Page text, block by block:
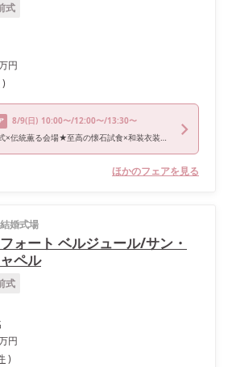
式
円
)
8/9(日) 10:00〜/12:00〜/13:30〜
★箱根神社式×伝統薫る会場★至高の懐石試食×和装衣装特典付
ほかのフェアを見る
結婚式場
ォート ベルジュール/サン・
ペル
式
円
)